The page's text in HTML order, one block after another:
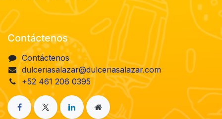
Contáctenos
Contáctenos
dulceriasalazar@dulceriasalazar.com
+52 461 206 0395